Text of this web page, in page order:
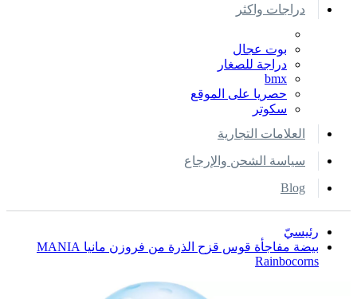
دراجات واكثر
بوت عجال
دراجة للصغار
bmx
حصريا على الموقع
سكوتر
العلامات التجارية
سياسة الشحن والإرجاع
Blog
رئيسيّ
بيضة مفاجأة قوس قزح الذرة من فروزن مانيا MANIA
Rainbocorns